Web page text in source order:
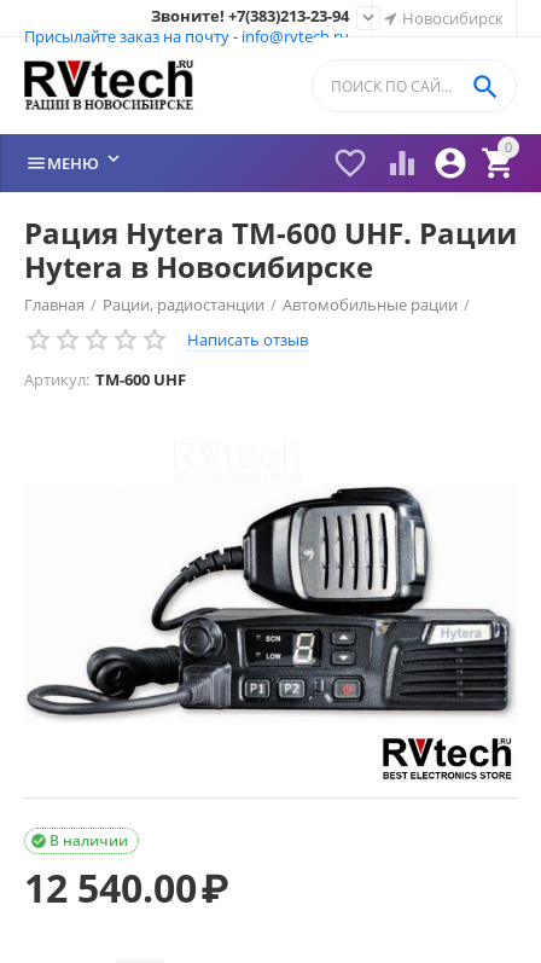
Новосибирск
Звоните! +7(383)213-23-94
Присылайте заказ на почту - info@rvtech.ru

0


 

МЕНЮ 
Рация Hytera TM-600 UHF. Рации
Hytera в Новосибирске
Главная / Рации, радиостанции / Автомобильные рации /
Hytera
Аналоговые рации Hytera /
Написать отзыв
Артикул: TM-600 UHF
В наличии

12 540.00₽